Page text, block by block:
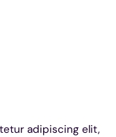
adipiscing elit,